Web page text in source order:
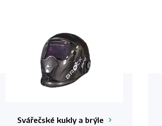
Svářečské kukly a brýle